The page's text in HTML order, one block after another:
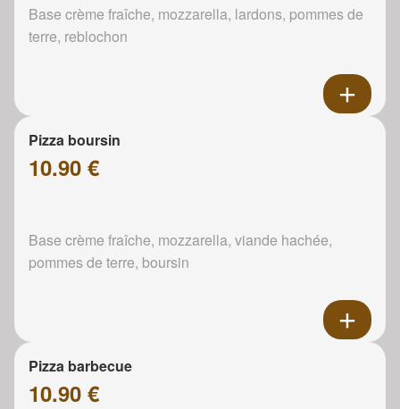
Base crème fraîche, mozzarella, lardons, pommes de
terre, reblochon
Pizza boursin
10.90 €
Base crème fraîche, mozzarella, viande hachée,
pommes de terre, boursin
Pizza barbecue
10.90 €